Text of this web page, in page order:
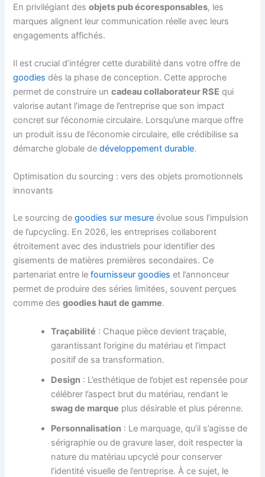
En privilégiant desobjets pub écoresponsables, les
marques alignent leur communication réelle avec leurs
engagements affichés.
Il est crucial d’intégrer cette durabilité dans votre offre de
goodies dès la phase de conception. Cette approche
permet de construire uncadeau collaborateur RSE qui
valorise autant l’image de l’entreprise que son impact
concret sur l’économie circulaire. Lorsqu’une marque offre
un produit issu de l’économie circulaire, elle crédibilise sa
démarche globale dedéveloppement durable.
Optimisation du sourcing : vers des objets promotionnels
innovants
Le sourcing degoodies sur mesure évolue sous l’impulsion
de l’upcycling. En 2026, les entreprises collaborent
étroitement avec des industriels pour identifier des
gisements de matières premières secondaires. Ce
partenariat entre lefournisseur goodies et l’annonceur
permet de produire des séries limitées, souvent perçues
comme desgoodies haut de gamme.
Traçabilité : Chaque pièce devient traçable,
garantissant l’origine du matériau et l’impact
positif de sa transformation.
Design : L’esthétique de l’objet est repensée pour
célébrer l’aspect brut du matériau, rendant le
swag de marque plus désirable et plus pérenne.
Personnalisation : Le marquage, qu’il s’agisse de
sérigraphie ou de gravure laser, doit respecter la
nature du matériau upcyclé pour conserver
l’identité visuelle de l’entreprise. À ce sujet, le